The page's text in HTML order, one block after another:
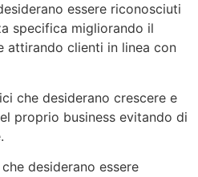
essere riconosciuti
specifica migliorando il
attirando clienti in linea con
che desiderano crescere e
proprio business evitando di
desiderano essere